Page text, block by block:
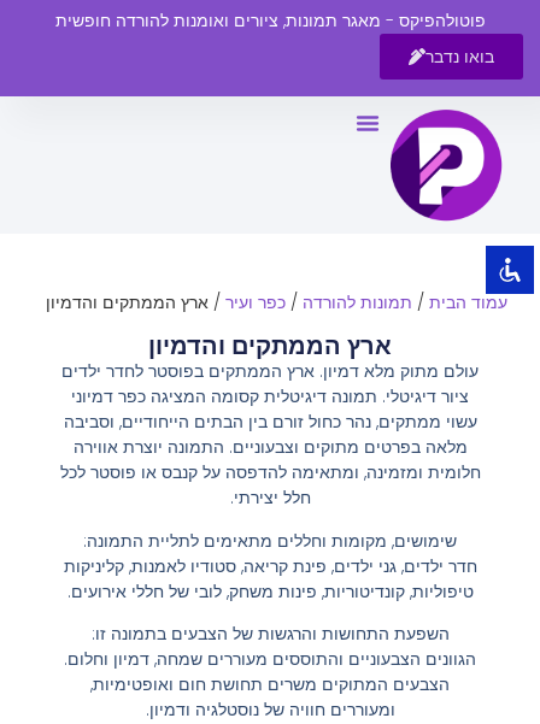
visibility_off השבת את ההבזקים
title סמן כותרות
צבע רקע
zoom_out
zoom_in זום (הגדלה)
הקטנת גופן
הגדלת גופן
גופן קריא
ניגודיות בהירה
ניגודיות כהה
הוסף קו תחתון לקישורים
לאפס
את
השארת משוב
פוטולהפיקס - מאגר תמונות, ציורים ואומנות להורדה חופשית
בואו נדבר
עמוד הבית/ תמונות להורדה / כפר ועיר/ ארץ הממתקים והדמיון
ארץ הממתקים והדמיון
עולם מתוק מלא דמיון. ארץ הממתקים בפוסטר לחדר ילדים
ציור דיגיטלי. תמונה דיגיטלית קסומה המציגה כפר דמיוני
עשוי ממתקים, נהר כחול זורם בין הבתים הייחודיים, וסביבה
מלאה בפרטים מתוקים וצבעוניים. התמונה יוצרת אווירה
חלומית ומזמינה, ומתאימה להדפסה על קנבס או פוסטר לכל
חלל יצירתי.
שימושים, מקומות וחללים מתאימים לתליית התמונה:
חדר ילדים, גני ילדים, פינת קריאה, סטודיו לאמנות, קליניקות
טיפוליות, קונדיטוריות, פינות משחק, לובי של חללי אירועים.
השפעת התחושות והרגשות של הצבעים בתמונה זו:
הגוונים הצבעוניים והתוססים מעוררים שמחה, דמיון וחלום.
הצבעים המתוקים משרים תחושת חום ואופטימיות,
ומעוררים חוויה של נוסטלגיה ודמיון.